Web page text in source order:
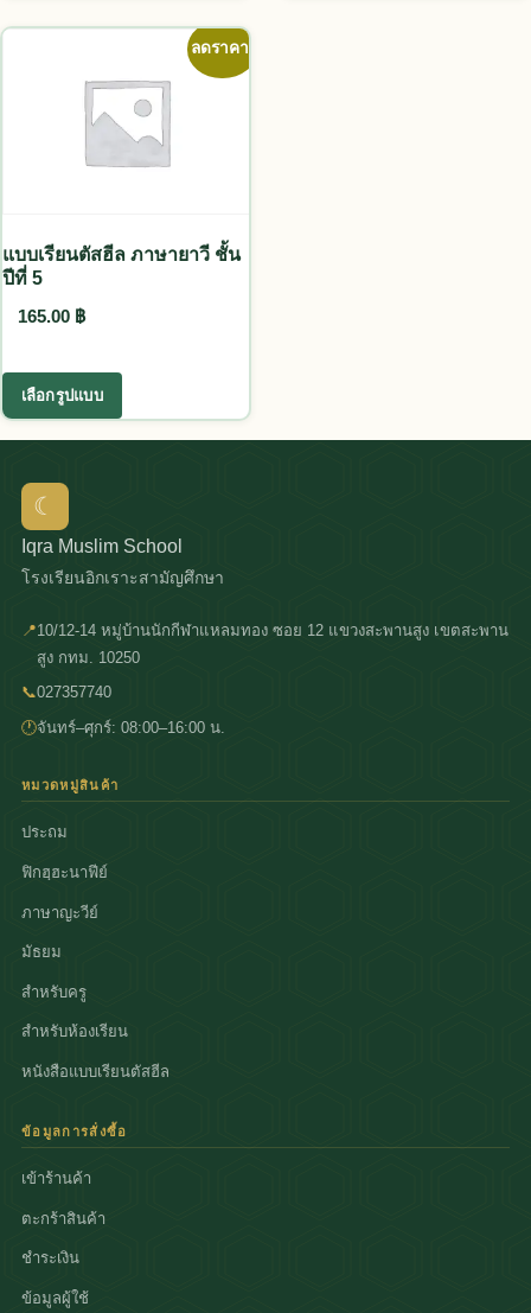
ลดราคา!
แบบเรียนตัสฮีล ภาษายาวี ชั้น
ปีที่ 5
165.00 ฿
เลือกรูปแบบ
This product has multiple variants. The options
☾
Iqra Muslim School
โรงเรียนอิกเราะสามัญศึกษา
📍10/12-14 หมู่บ้านนักกีฬาแหลมทอง ซอย 12 แขวงสะพานสูง เขตสะพาน
สูง กทม. 10250
📞027357740
🕐จันทร์–ศุกร์: 08:00–16:00 น.
หมวดหมู่สินค้า
ประถม
ฟิกฮฺฮะนาฟีย์
ภาษาญะวีย์
มัธยม
สำหรับครู
สำหรับห้องเรียน
หนังสือแบบเรียนตัสฮีล
ข้อมูลการสั่งซื้อ
เข้าร้านค้า
ตะกร้าสินค้า
ชำระเงิน
ข้อมูลผู้ใช้